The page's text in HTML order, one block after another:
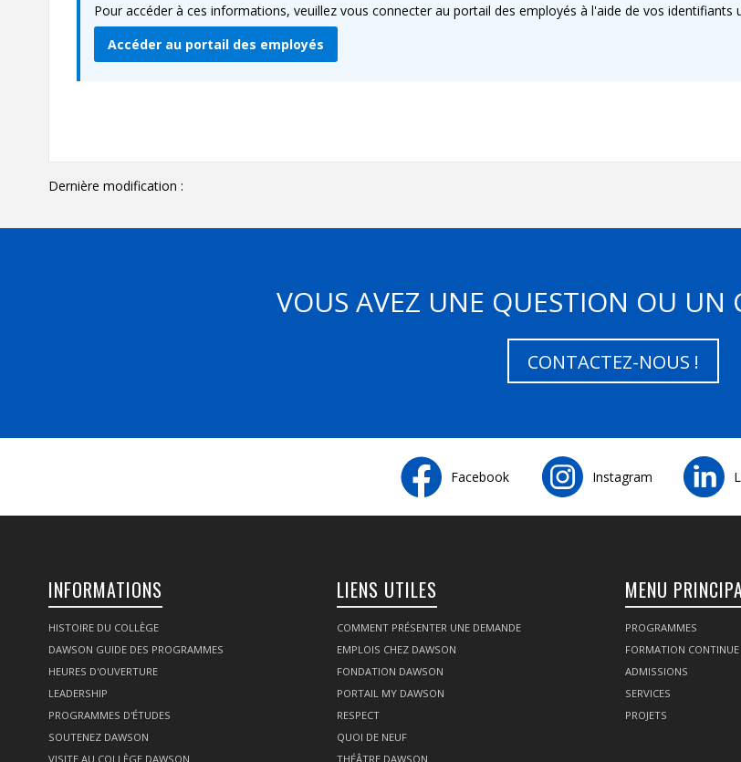
Pour accéder à ces informations, veuillez vous connecter au portail des employés à l'aide de vos identifiants
Accéder au portail des employés
Dernière modification :
VOUS AVEZ UNE QUESTION OU UN
CONTACTEZ-NOUS !
Facebook Instagram
INFORMATIONS
HISTOIRE DU COLLÈGE
DAWSON GUIDE DES PROGRAMMES
HEURES D'OUVERTURE
LEADERSHIP
PROGRAMMES D'ÉTUDES
SOUTENEZ DAWSON
VISITE AU COLLÈGE DAWSON
LIENS UTILES
COMMENT PRÉSENTER UNE DEMANDE
EMPLOIS CHEZ DAWSON
FONDATION DAWSON
PORTAIL MY DAWSON
RESPECT
QUOI DE NEUF
THÉÂTRE DAWSON
MENU
PROGRAMMES
FORMATION CONTINUE
ADMISSIONS
SERVICES
PROJETS